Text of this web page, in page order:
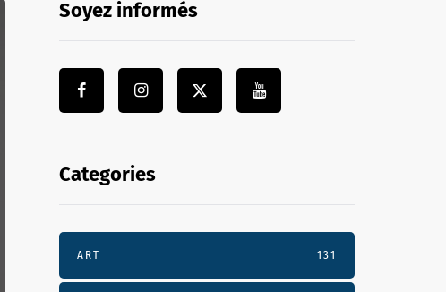
Soyez informés
Categories
ART 131